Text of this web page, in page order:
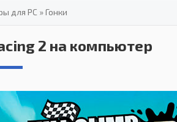
для PC »Гонки
2 на компьютер